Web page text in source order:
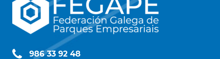
986 33 92 48